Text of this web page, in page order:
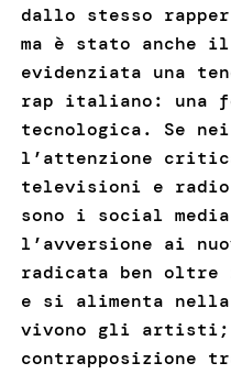
dallo stesso
ma è stato anche
evidenziata una
rap italiano: una
tecnologica. Se
l’attenzione
televisioni e
sono i social
l’avversione ai
radicata ben oltre
e si alimenta
vivono gli artisti;
contrapposizione